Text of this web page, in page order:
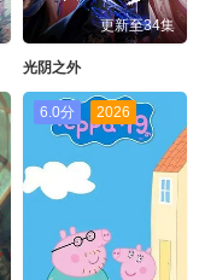
更新至34集
光阴之外
6.0分 2026